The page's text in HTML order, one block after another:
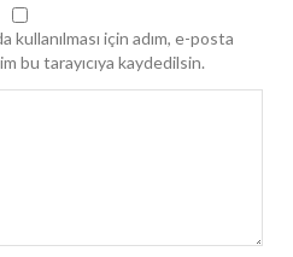
kullanılması için adım, e-posta
bu tarayıcıya kaydedilsin.